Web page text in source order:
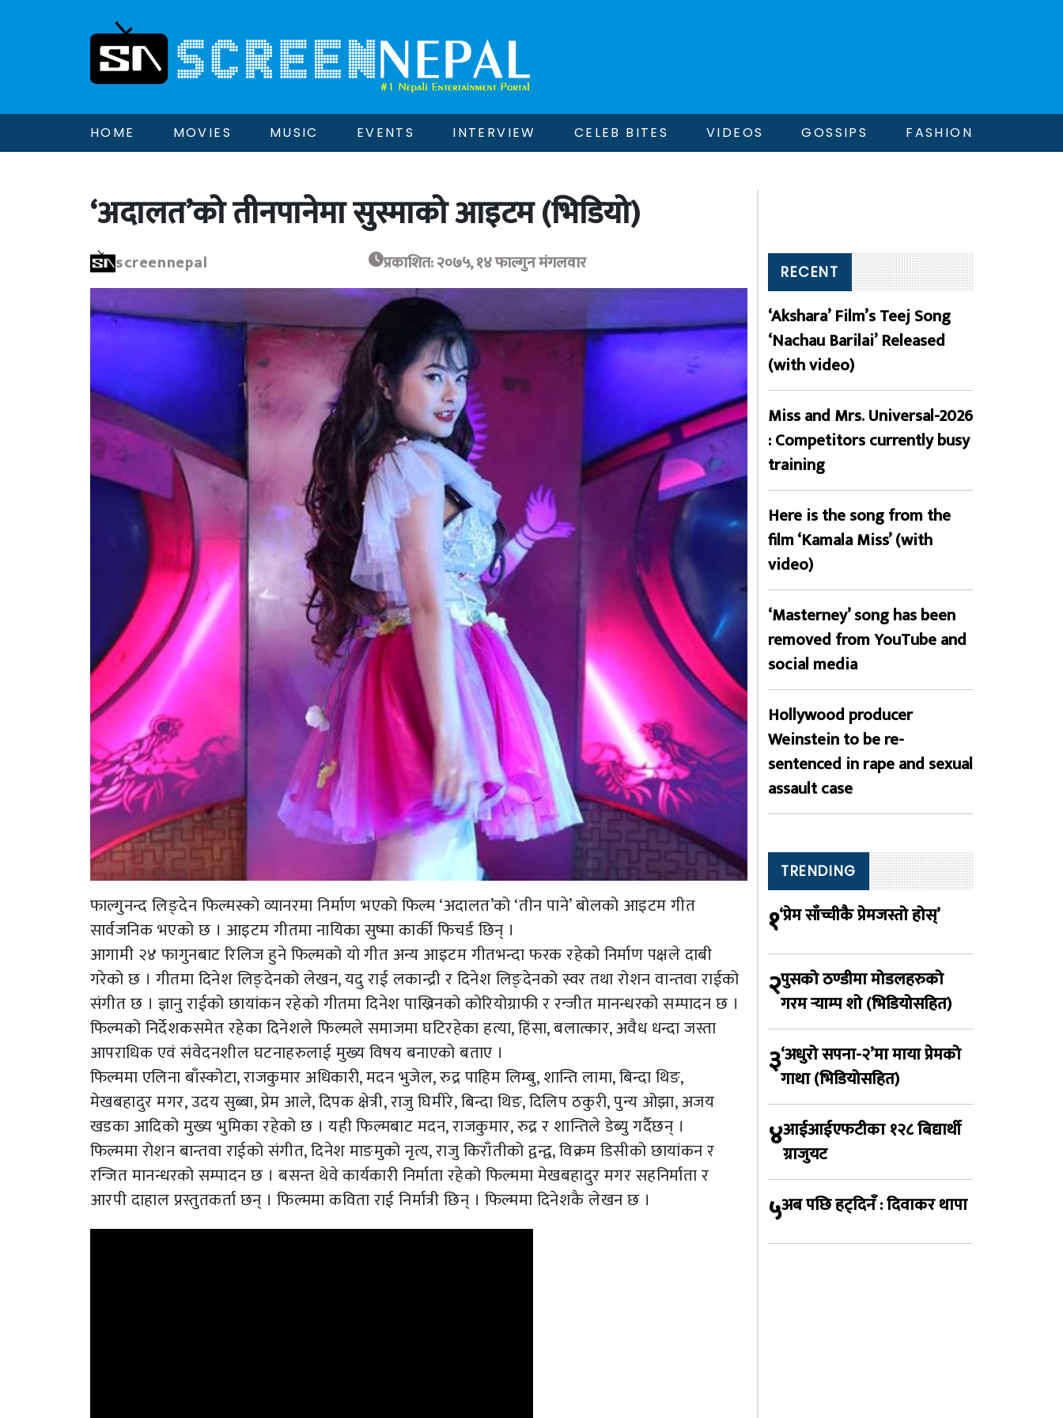
HOME MOVIES MUSIC EVENTS INTERVIEW CELEB BITES VIDEOS GOSSIPS FASHION
‘अदालत’को तीनपानेमा सुस्माको आइटम (भिडियो)
screennepal प्रकाशित: २०७५, १४ फाल्गुन मंगलवार
फाल्गुनन्द लिङ्देन फिल्मस्को व्यानरमा निर्माण भएको फिल्म ‘अदालत’को ‘तीन पाने’ बोलको आइटम गीत
सार्वजनिक भएको छ । आइटम गीतमा नायिका सुष्मा कार्की फिचर्ड छिन् ।
आगामी २४ फागुनबाट रिलिज हुने फिल्मको यो गीत अन्य आइटम गीतभन्दा फरक रहेको निर्माण पक्षले दाबी
गरेको छ । गीतमा दिनेश लिङ्देनको लेखन, यदु राई लकान्द्री र दिनेश लिङ्देनको स्वर तथा रोशन वान्तवा राईको
संगीत छ । ज्ञानु राईको छायांकन रहेको गीतमा दिनेश पाख्रिनको कोरियोग्राफी र रन्जीत मानन्धरको सम्पादन छ ।
फिल्मको निर्देशकसमेत रहेका दिनेशले फिल्मले समाजमा घटिरहेका हत्या, हिंसा, बलात्कार, अवैध धन्दा जस्ता
आपराधिक एवं संवेदनशील घटनाहरुलाई मुख्य विषय बनाएको बताए ।
फिल्ममा एलिना बाँस्कोटा, राजकुमार अधिकारी, मदन भुजेल, रुद्र पाहिम लिम्बु, शान्ति लामा, बिन्दा थिङ,
मेखबहादुर मगर, उदय सुब्बा, प्रेम आले, दिपक क्षेत्री, राजु घिमीरे, बिन्दा थिङ, दिलिप ठकुरी, पुन्य ओझा, अजय
खडका आदिको मुख्य भुमिका रहेको छ । यही फिल्मबाट मदन, राजकुमार, रुद्र र शान्तिले डेब्यु गर्दैछन् ।
फिल्ममा रोशन बान्तवा राईको संगीत, दिनेश माङमुको नृत्य, राजु किराँतीको द्वन्द्व, विक्रम डिसीको छायांकन र
रन्जित मानन्धरको सम्पादन छ । बसन्त थेवे कार्यकारी निर्माता रहेको फिल्ममा मेखबहादुर मगर सहनिर्माता र
आरपी दाहाल प्रस्तुतकर्ता छन् । फिल्ममा कविता राई निर्मात्री छिन् । फिल्ममा दिनेशकै लेखन छ ।
RECENT
‘Akshara’ Film’s Teej Song
‘Nachau Barilai’ Released
(with video)
Miss and Mrs. Universal-2026
: Competitors currently busy
training
Here is the song from the
film ‘Kamala Miss’ (with
video)
‘Masterney’ song has been
removed from YouTube and
social media
Hollywood producer
Weinstein to be re-
sentenced in rape and sexual
assault case
TRENDING
१‘प्रेम साँच्चीकै प्रेमजस्तो होस्’
२पुसको ठण्डीमा मोडलहरुको
गरम र्‍याम्प शो (भिडियोसहित)
३‘अधुरो सपना-२’मा माया प्रेमको
गाथा (भिडियोसहित)
४आईआईएफटीका १२८ बिद्यार्थी
ग्राजुयट
५अब पछि हट्दिनँ : दिवाकर थापा